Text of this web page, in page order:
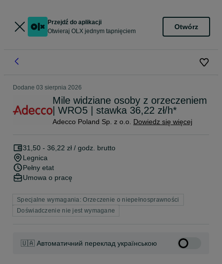
Przejdź do aplikacji
Otwieraj OLX jednym tapnięciem
Otwórz
Dodane 03 sierpnia 2026
Mile widziane osoby z orzeczeniem
| WRO5 | stawka 36,22 zł/h*
Adecco Poland Sp. z o.o. Dowiedz się więcej
31,50 - 36,22 zł / godz. brutto
Legnica
Pełny etat
Umowa o pracę
Specjalne wymagania: Orzeczenie o niepełnosprawności
Doświadczenie nie jest wymagane
🇺🇦 Автоматичний переклад українською